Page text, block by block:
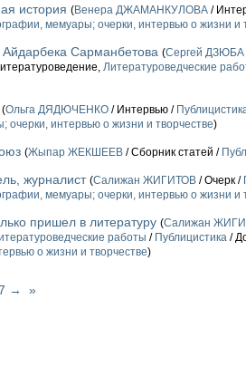
история (Венера ДЖАМАНКУЛОВА /
мемуары; очерки, интервью о жизни и
Айдарбека Сарманбетова (Сергей ДЗЮБА
Литературоведческие
(Ольга ДЯДЮЧЕНКО / Интервью /
очерки, интервью о жизни и творчестве)
(Жыпар ЖЕКШЕЕВ / Сборник статей /
журналист (Салижан ЖИГИТОВ / Очерк /
мемуары; очерки, интервью о жизни и
пришел в литературу (Салижан
работы / Публицистика /
о жизни и творчестве)
→ »